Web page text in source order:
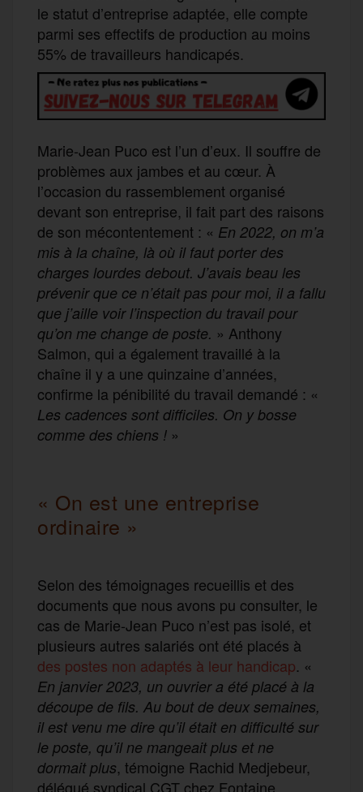
le statut d’entreprise adaptée, elle compte
parmi ses effectifs de production au moins
55% de travailleurs handicapés.
Marie-Jean Puco est l’un d’eux. Il souffre de
problèmes aux jambes et au cœur. À
l’occasion du rassemblement organisé
devant son entreprise, il fait part des raisons
de son mécontentement : « En 2022, on m’a
mis à la chaîne, là où il faut porter des
charges lourdes debout. J’avais beau les
prévenir que ce n’était pas pour moi, il a fallu
que j’aille voir l’inspection du travail pour
qu’on me change de poste. » Anthony
Salmon, qui a également travaillé à la
chaîne il y a une quinzaine d’années,
confirme la pénibilité du travail demandé : «
Les cadences sont difficiles. On y bosse
comme des chiens ! »
« On est une entreprise
ordinaire »
Selon des témoignages recueillis et des
documents que nous avons pu consulter, le
cas de Marie-Jean Puco n’est pas isolé, et
plusieurs autres salariés ont été placés à
des postes non adaptés à leur handicap. «
En janvier 2023, un ouvrier a été placé à la
découpe de fils. Au bout de deux semaines,
il est venu me dire qu’il était en difficulté sur
le poste, qu’il ne mangeait plus et ne
dormait plus, témoigne Rachid Medjebeur,
délégué syndical CGT chez Fontaine